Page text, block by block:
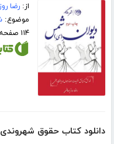
از:رضا
موضوع:
۱۱۴ صفحه
دانلود کتاب حقوق